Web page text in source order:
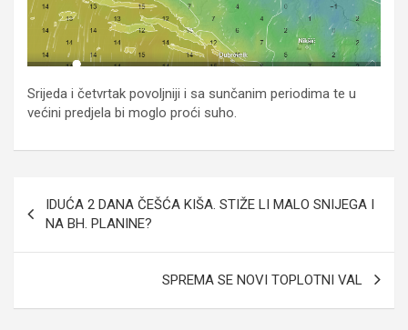
Srijeda i četvrtak povoljniji i sa sunčanim periodima te u
većini predjela bi moglo proći suho.
navigation
IDUĆA 2 DANA ČEŠĆA KIŠA. STIŽE LI MALO SNIJEGA I
NA BH. PLANINE?
SPREMA SE NOVI TOPLOTNI VAL